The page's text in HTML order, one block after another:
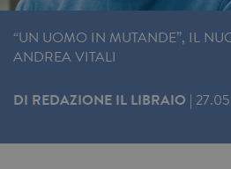
“UN UOMO IN MUTANDE”, IL
ANDREA VITALI
DI REDAZIONE IL LIBRAIO |